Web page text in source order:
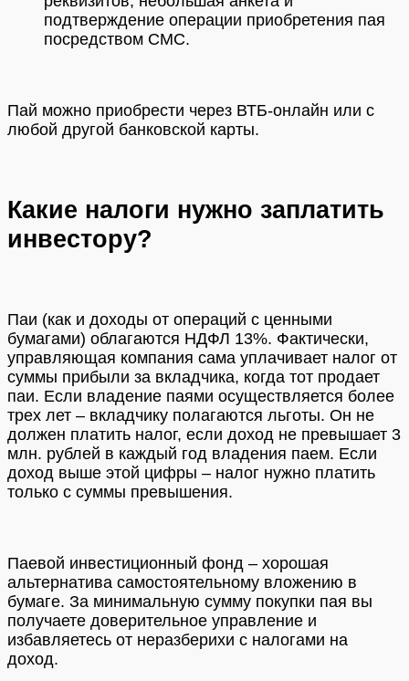
подтверждение операции приобретения пая
посредством СМС.
Пай можно приобрести через ВТБ-онлайн или с
любой другой банковской карты.
Какие налоги нужно заплатить
инвестору?
Паи (как и доходы от операций с ценными
бумагами) облагаются НДФЛ 13%. Фактически,
управляющая компания сама уплачивает налог от
суммы прибыли за вкладчика, когда тот продает
паи. Если владение паями осуществляется более
трех лет – вкладчику полагаются льготы. Он не
должен платить налог, если доход не превышает 3
млн. рублей в каждый год владения паем. Если
доход выше этой цифры – налог нужно платить
только с суммы превышения.
Паевой инвестиционный фонд – хорошая
альтернатива самостоятельному вложению в
бумаге. За минимальную сумму покупки пая вы
получаете доверительное управление и
избавляетесь от неразберихи с налогами на
доход.